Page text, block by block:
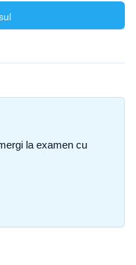
la examen cu